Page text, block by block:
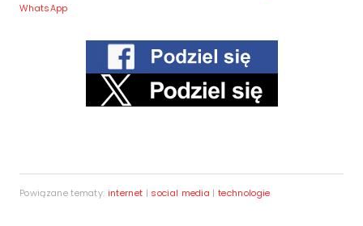
WhatsApp
Powiązane tematy: internet | social media |technologie